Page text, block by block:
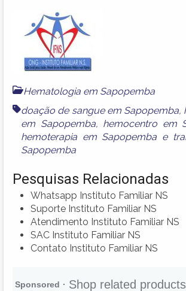
Hematologia em Sapopemba
doação de sangue em Sapopemba,
em Sapopemba, hemocentro em
hemoterapia em Sapopemba e
Sapopemba
Pesquisas Relacionadas
Whatsapp Instituto Familiar NS
Suporte Instituto Familiar NS
Atendimento Instituto Familiar NS
SAC Instituto Familiar NS
Contato Instituto Familiar NS